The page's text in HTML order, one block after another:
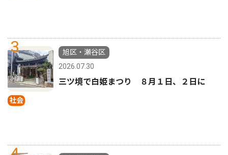
3
社会
旭区・瀬谷区
2026.07.30
三ツ境で白姫まつり ８月１日、２日に